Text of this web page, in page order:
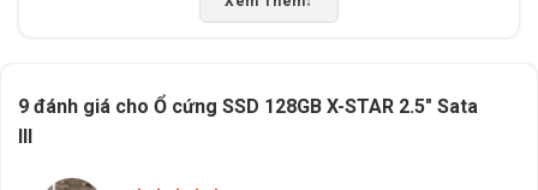
✅ Giá thành hợp lý, phù hợp cho học sinh, sinh viên,
văn phòng và người dùng phổ thông.
9 đánh giá cho Ổ cứng SSD 128GB X-STAR 2.5″ Sata